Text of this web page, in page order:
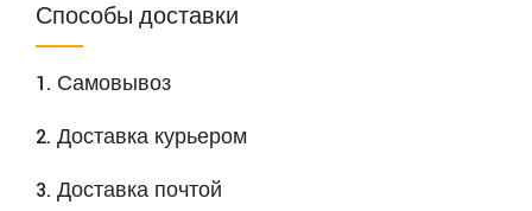
Способы доставки
1. Самовывоз
2. Доставка курьером
3. Доставка почтой